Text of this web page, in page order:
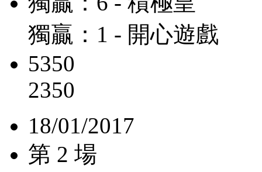
獨贏：1 - 開心遊戲
5350
2350
18/01/2017
第 2 場